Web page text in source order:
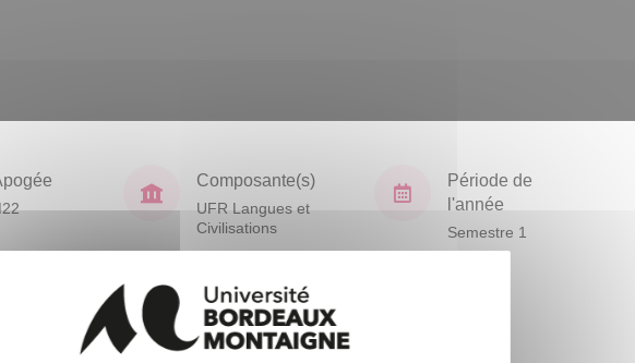
Composante(s)
UFR Langues et
Civilisations
Période de
l'année
Semestre 1